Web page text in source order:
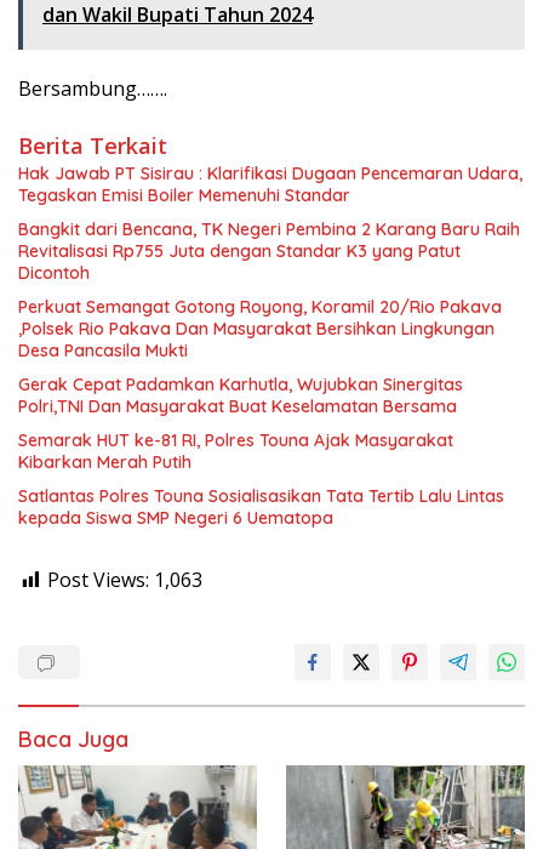
dan Wakil Bupati Tahun 2024
Bersambung…….
Berita Terkait
Hak Jawab PT Sisirau : Klarifikasi Dugaan Pencemaran Udara,
Tegaskan Emisi Boiler Memenuhi Standar
Bangkit dari Bencana, TK Negeri Pembina 2 Karang Baru Raih
Revitalisasi Rp755 Juta dengan Standar K3 yang Patut
Dicontoh
Perkuat Semangat Gotong Royong, Koramil 20/Rio Pakava
,Polsek Rio Pakava Dan Masyarakat Bersihkan Lingkungan
Desa Pancasila Mukti
Gerak Cepat Padamkan Karhutla, Wujubkan Sinergitas
Polri,TNI Dan Masyarakat Buat Keselamatan Bersama
Semarak HUT ke-81 RI, Polres Touna Ajak Masyarakat
Kibarkan Merah Putih
Satlantas Polres Touna Sosialisasikan Tata Tertib Lalu Lintas
kepada Siswa SMP Negeri 6 Uematopa
Post Views: 1,063
Baca Juga